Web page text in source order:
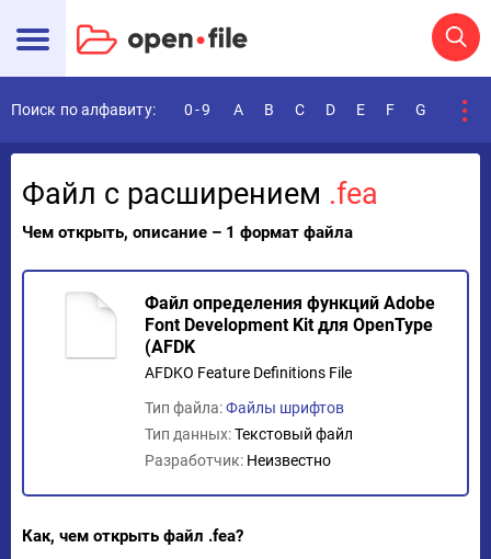
Поиск по алфавиту: 0-9 A B C D E F G
Файл с расширением .fea
Чем открыть, описание – 1 формат файла
Файл определения функций Adobe
Font Development Kit для OpenType
(AFDK
AFDKO Feature Definitions File
Тип файла:Файлы шрифтов
Тип данных:Текстовый файл
Разработчик: Неизвестно
Как, чем открыть файл .fea?